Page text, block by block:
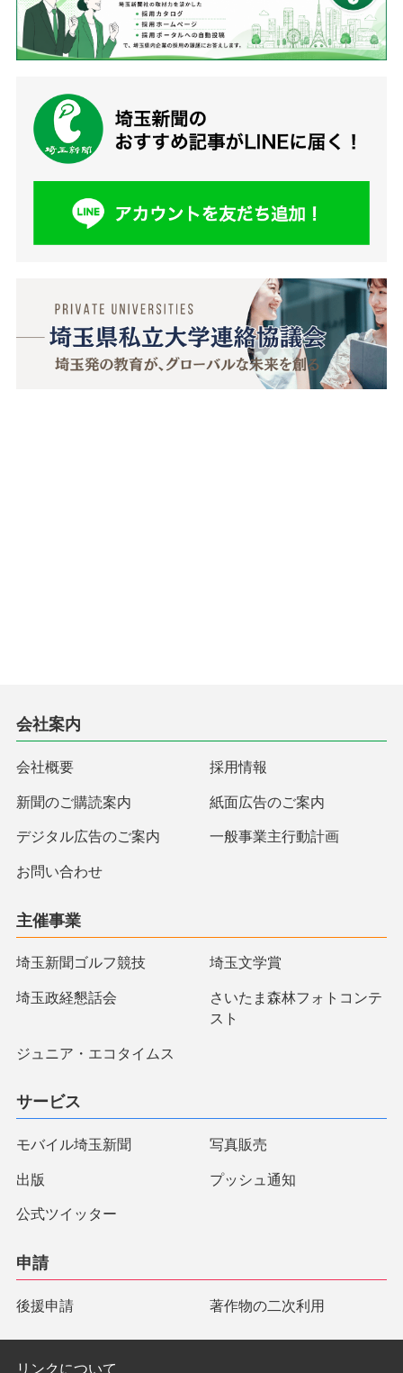
会社案内
会社概要 採用情報
新聞のご購読案内 紙面広告のご案内
デジタル広告のご案内 一般事業主行動計画
お問い合わせ
主催事業
埼玉新聞ゴルフ競技 埼玉文学賞
埼玉政経懇話会
さいたま森林フォトコンテ
スト
ジュニア・エコタイムス
サービス
モバイル埼玉新聞 写真販売
出版 プッシュ通知
公式ツイッター
申請
後援申請 著作物の二次利用
リンクについて